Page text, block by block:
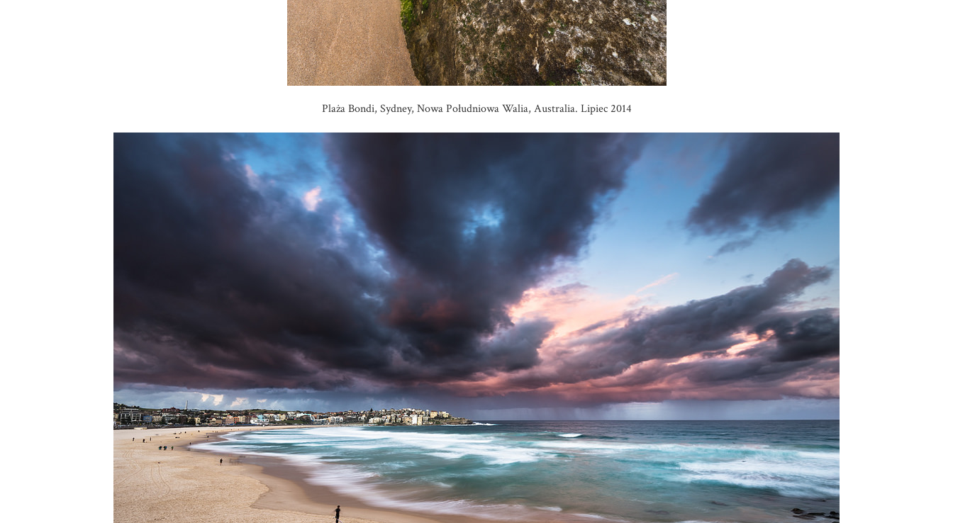
Plaża Bondi, Sydney, Nowa Południowa Walia, Australia. Lipiec 2014